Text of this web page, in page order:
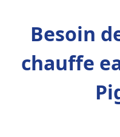
Besoin
chauffe